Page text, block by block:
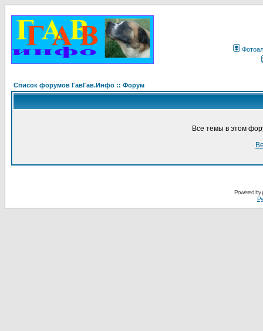
Список форумов ГавГав.Инфо :: Форум
Все темы в этом
Powered by